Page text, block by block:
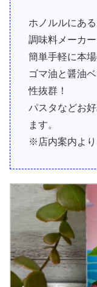
ホノルルにあ
調味料メーカー
簡単手軽に本
ゴマ油と醤油
性抜群！
パスタなどお
ます。
※店内案内より